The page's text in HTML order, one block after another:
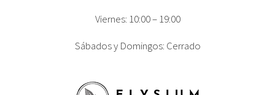
Viernes: 10:00 – 19:00
Sábados y Domingos: Cerrado